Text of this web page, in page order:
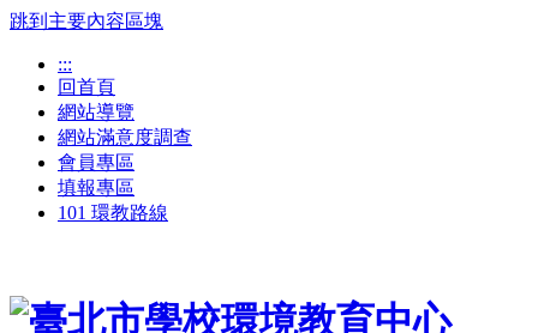
跳到主要內容區塊
:::
回首頁
網站導覽
網站滿意度調查
會員專區
填報專區
101 環教路線